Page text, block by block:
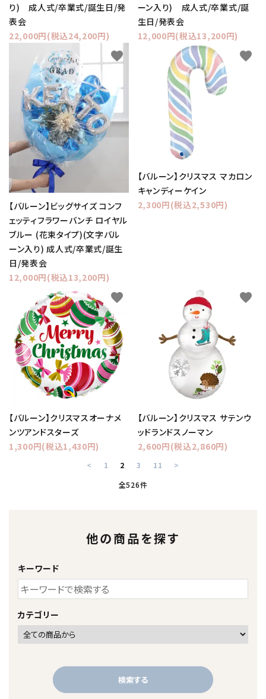
り) 成人式/卒業式/誕生日/発
表会
22,000円(税込24,200円)
ーン入り) 成人式/卒業式/誕
生日/発表会
12,000円(税込13,200円)
【バルーン】ビッグサイズ コンフ
ェッティフラワーバンチ ロイヤル
ブルー (花束タイプ)(文字バル
ーン入り) 成人式/卒業式/誕生
日/発表会
12,000円(税込13,200円)
favorite
【バルーン】クリスマス マカロン
キャンディーケイン
2,300円(税込2,530円)
favorite
【バルーン】クリスマスオーナメ
ンツアンドスターズ
1,300円(税込1,430円)
favorite
【バルーン】クリスマス サテンウ
ッドランドスノーマン
2,600円(税込2,860円)
favorite
< 1 2 3 11
>
全526件
他の商品を探す
キーワード
カテゴリー
検索する